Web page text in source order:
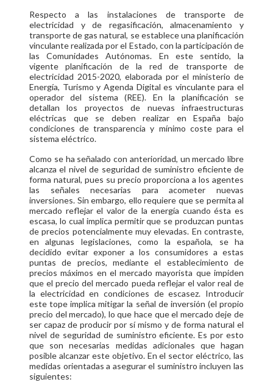
Respecto a las instalaciones de transporte de
electricidad y de regasificación, almacenamiento y
transporte de gas natural, se establece una planificación
vinculante realizada por el Estado, con la participación de
las Comunidades Autónomas. En este sentido, la
vigente planificación de la red de transporte de
electricidad 2015-2020, elaborada por el ministerio de
Energía, Turismo y Agenda Digital es vinculante para el
operador del sistema (REE). En la planificación se
detallan los proyectos de nuevas infraestructuras
eléctricas que se deben realizar en España bajo
condiciones de transparencia y mínimo coste para el
sistema eléctrico.
Como se ha señalado con anterioridad, un mercado libre
alcanza el nivel de seguridad de suministro eficiente de
forma natural, pues su precio proporciona a los agentes
las señales necesarias para acometer nuevas
inversiones. Sin embargo, ello requiere que se permita al
mercado reflejar el valor de la energía cuando ésta es
escasa, lo cual implica permitir que se produzcan puntas
de precios potencialmente muy elevadas. En contraste,
en algunas legislaciones, como la española, se ha
decidido evitar exponer a los consumidores a estas
puntas de precios, mediante el establecimiento de
precios máximos en el mercado mayorista que impiden
que el precio del mercado pueda reflejar el valor real de
la electricidad en condiciones de escasez. Introducir
este tope implica mitigar la señal de inversión (el propio
precio del mercado), lo que hace que el mercado deje de
ser capaz de producir por sí mismo y de forma natural el
nivel de seguridad de suministro eficiente. Es por esto
que son necesarias medidas adicionales que hagan
posible alcanzar este objetivo. En el sector eléctrico, las
medidas orientadas a asegurar el suministro incluyen las
siguientes: